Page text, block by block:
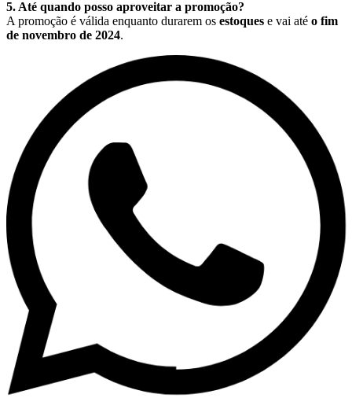
5. Até quando posso aproveitar a promoção?
A promoção é válida enquanto durarem os estoques e vai até o fim
de novembro de 2024.